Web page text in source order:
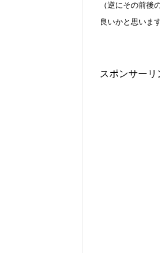
（逆にその前
良いかと思います
スポンサーリ